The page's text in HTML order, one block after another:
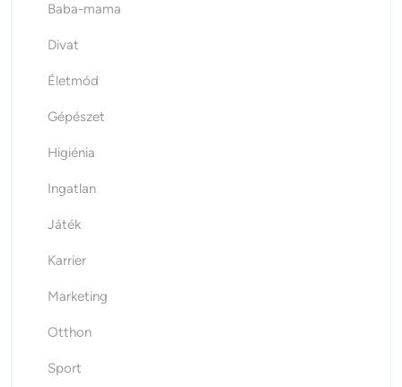
Baba-mama
Divat
Életmód
Gépészet
Higiénia
Ingatlan
Játék
Karrier
Marketing
Otthon
Sport